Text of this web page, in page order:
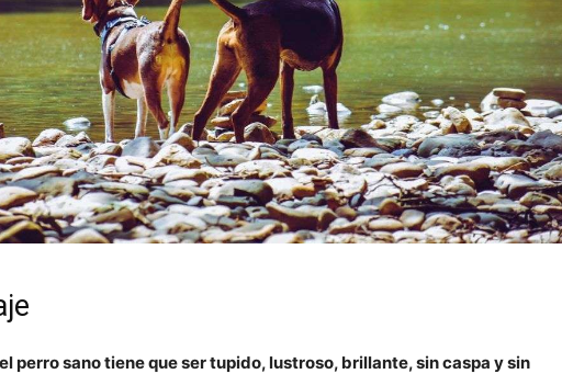
perro sano tiene que ser tupido, lustroso, brillante, sin caspa y sin